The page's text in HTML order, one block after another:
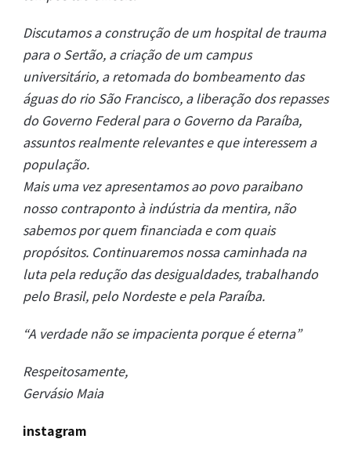
Discutamos a construção de um hospital de trauma
para o Sertão, a criação de um campus
universitário, a retomada do bombeamento das
águas do rio São Francisco, a liberação dos repasses
do Governo Federal para o Governo da Paraíba,
assuntos realmente relevantes e que interessem a
população.
Mais uma vez apresentamos ao povo paraibano
nosso contraponto à indústria da mentira, não
sabemos por quem financiada e com quais
propósitos. Continuaremos nossa caminhada na
luta pela redução das desigualdades, trabalhando
pelo Brasil, pelo Nordeste e pela Paraíba.
“A verdade não se impacienta porque é eterna”
Respeitosamente,
Gervásio Maia
instagram